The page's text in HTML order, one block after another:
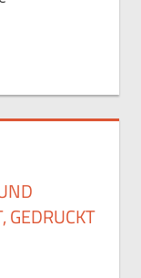
GEDRUCKT